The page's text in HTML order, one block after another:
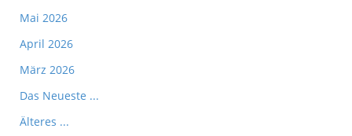
Mai 2026
April 2026
März 2026
Das Neueste ...
Älteres ...